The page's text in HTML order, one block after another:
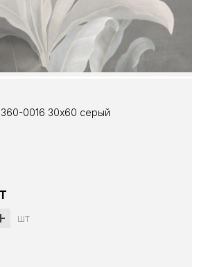
0016 30х60 серый
шт